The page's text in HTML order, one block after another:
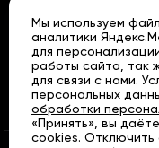
Колпинский
Красногвардейский
Краносельский
Кронштадтский
Курортный
Развернуть
Мы используем
аналитики
для
работы сайта, так
для связи с нами.
персональных
обработки
«Принять», вы
cookies. Отключить